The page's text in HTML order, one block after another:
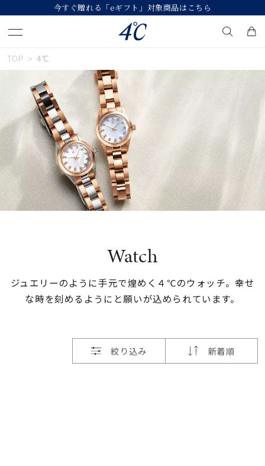
今すぐ贈れる「eギフト」対象商品はこちら
人気検索キーワード
#summer #ダイヤモンド ネックレス
#くまのプーさん #ペア #エタニティ
ブランド ４℃
素材
TOP 4℃
Watch
ジュエリーのように手元で煌めく４℃のウォッチ。幸せ
な時を刻めるようにと願いが込められています。
絞り込み 新着順
おすすめ順
価格が安い
価格が高い
新着順
お気に入り登録数
並び替え